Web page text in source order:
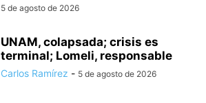
5 de agosto de 2026
UNAM, colapsada; crisis es
terminal; Lomeli, responsable
Carlos Ramírez - 5 de agosto de 2026